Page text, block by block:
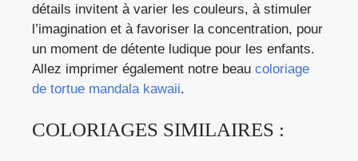
détails invitent à varier les couleurs, à stimuler
l’imagination et à favoriser la concentration, pour
un moment de détente ludique pour les enfants.
Allez imprimer également notre beau coloriage
de tortue mandala kawaii.
COLORIAGES SIMILAIRES :